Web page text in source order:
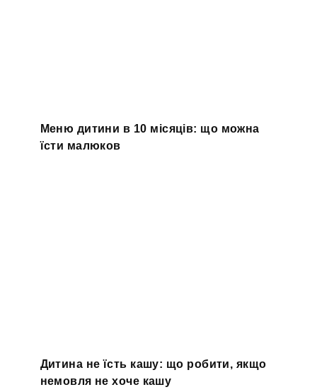
Меню дитини в 10 місяців: що можна
їсти малюков
Дитина не їсть кашу: що робити, якщо
немовля не хоче кашу